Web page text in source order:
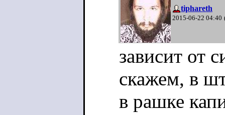
tiphareth
2015-06-22 04:40
зависит от
скажем, в
в рашке